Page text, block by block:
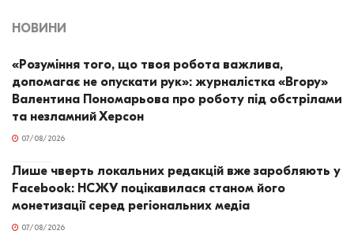
НОВИНИ
«Розуміння того, що твоя робота важлива,
допомагає не опускати рук»: журналістка «Вгору»
Валентина Пономарьова про роботу під обстрілами
та незламний Херсон
07/08/2026
Лише чверть локальних редакцій вже заробляють у
Facebook: НСЖУ поцікавилася станом його
монетизації серед регіональних медіа
07/08/2026